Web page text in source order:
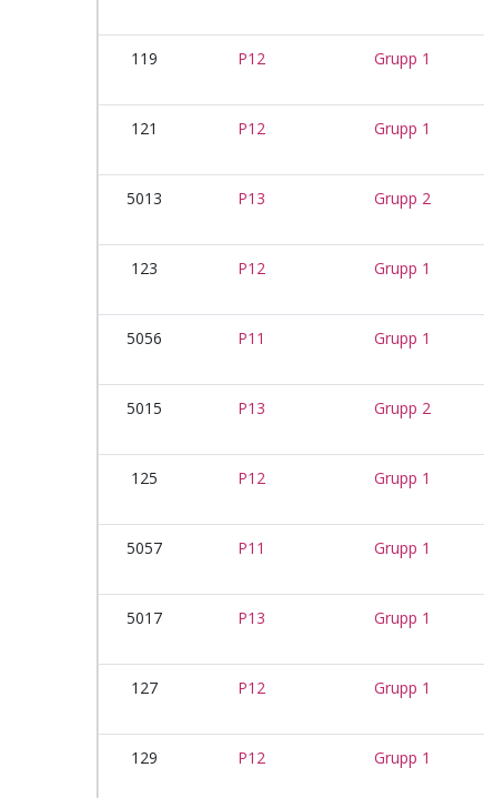
119 P12 Grupp 1
121 P12 Grupp 1
5013 P13 Grupp 2
123 P12 Grupp 1
5056 P11 Grupp 1
5015 P13 Grupp 2
125 P12 Grupp 1
5057 P11 Grupp 1
5017 P13 Grupp 1
127 P12 Grupp 1
129 P12 Grupp 1